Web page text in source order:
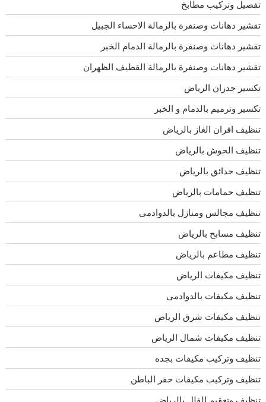
تفصيل وتركيب مطابخ
تقشير دهانات وصنفرة بالرمالة الاحساء الجبيل
تقشير دهانات وصنفرة بالرمالة الدمام الخبر
تقشير دهانات وصنفرة بالرمالة القطيف الظهران
تكسير جدران الرياض
تكسير وترميم بالدمام و الخبر
تنظيف افران الغاز بالرياض
تنظيف الحوش بالرياض
تنظيف حدائق بالرياض
تنظيف حمامات بالرياض
تنظيف مجالس ومنازل بالدوادمى
تنظيف مسابح بالرياض
تنظيف مطاعم بالرياض
تنظيف مكيفات الرياض
تنظيف مكيفات بالدوادمى
تنظيف مكيفات شرق الرياض
تنظيف مكيفات شمال الرياض
تنظيف وتركيب مكيفات بجده
تنظيف وتركيب مكيفات حفر الباطن
تنظيف وتعقيم الفلل بالرياض